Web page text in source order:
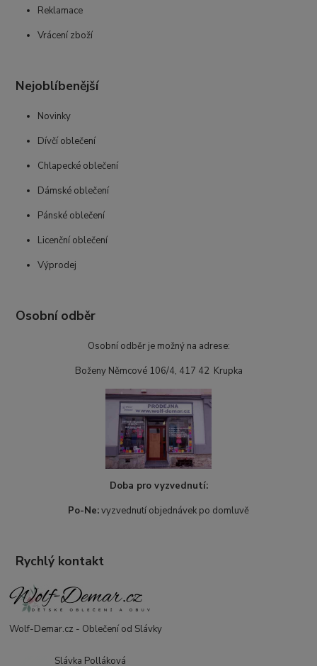
Reklamace
Vrácení zboží
Nejoblíbenější
Novinky
Dívčí oblečení
Chlapecké oblečení
Dámské oblečení
Pánské oblečení
Licenční oblečení
Výprodej
Osobní odběr
Osobní odběr je možný na adrese:
Boženy Němcové 106/4, 417 42 Krupka
Doba pro vyzvednutí:
Po-Ne:vyzvednutí objednávek po domluvě
Rychlý kontakt
Wolf-Demar.cz - Oblečení od Slávky
Slávka Polláková